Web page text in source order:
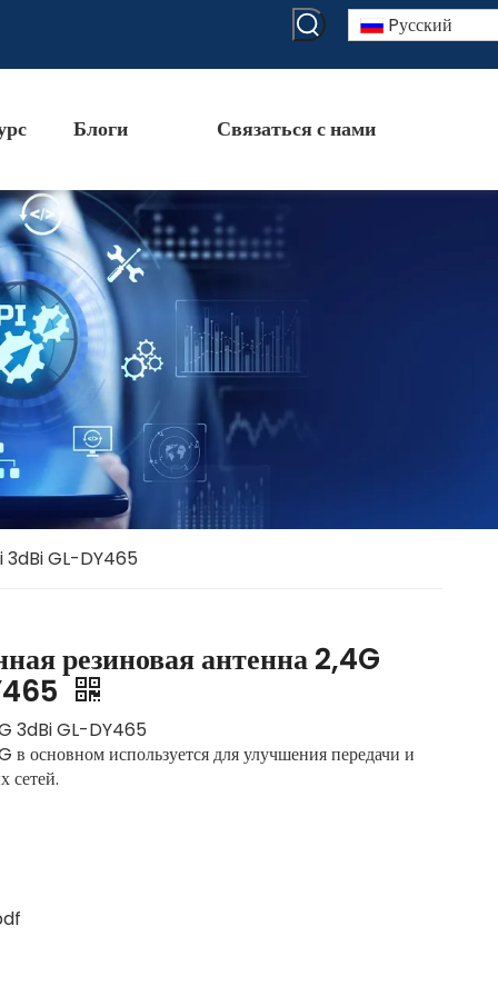
Pусский
Блоги Связаться с нами
3dBi GL-DY465
резиновая антенна 2,4G
3dBi GL-DY465
в основном используется для улучшения передачи и
сетей.